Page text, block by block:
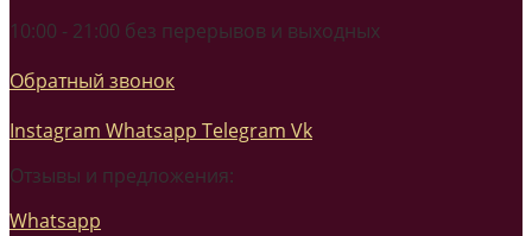
10:00 - 21:00 без перерывов и выходных
Обратный звонок
Instagram Whatsapp Telegram Vk
Отзывы и предложения:
Whatsapp